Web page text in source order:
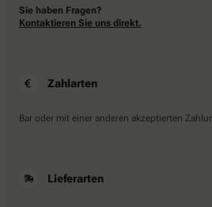
Sie haben Fragen?
Kontaktieren Sie uns direkt.
Zahlarten
Bar oder mit einer anderen akzeptierten
Lieferarten